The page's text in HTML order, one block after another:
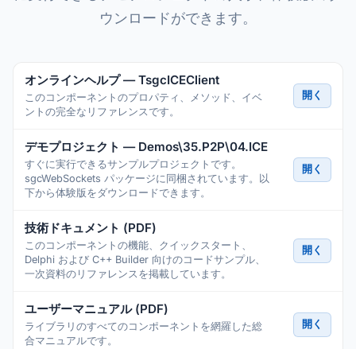
ウンロードができます。
オンラインヘルプ — TsgcICEClient
このコンポーネントのプロパティ、メソッド、イベ
ントの完全なリファレンスです。
開く
デモプロジェクト — Demos\35.P2P\04.ICE
すぐに実行できるサンプルプロジェクトです。
sgcWebSockets パッケージに同梱されています。以
下から体験版をダウンロードできます。
開く
技術ドキュメント (PDF)
このコンポーネントの機能、クイックスタート、
Delphi および C++ Builder 向けのコードサンプル、
一次資料のリファレンスを掲載しています。
開く
ユーザーマニュアル (PDF)
ライブラリのすべてのコンポーネントを網羅した総
合マニュアルです。
開く